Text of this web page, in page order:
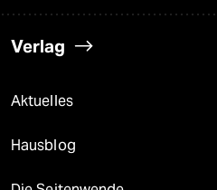
Verlag
Aktuelles
Hausblog